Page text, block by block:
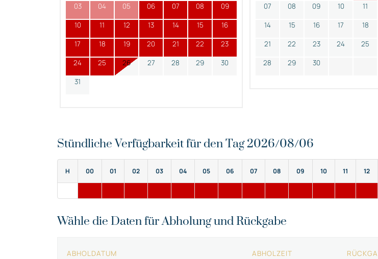
03 04 05 06 07 08 09
10 11 12 13 14 15 16
17 18 19 20 21 22 23
24 25 26 27 28 29 30
31
07 08 09 10 11
14 15 16 17 18
21 22 23 24 25
28 29 30
Stündliche Verfügbarkeit für den Tag 2026/08/06
H 00 01 02 03 04 05 06 07 08 09 10 11 12
Wähle die Daten für Abholung und Rückgabe
ABHOLDATUM ABHOLZEIT